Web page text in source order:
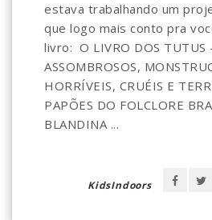
estava trabalhando um
que logo mais conto pra
livro: O LIVRO DOS TUTUS
ASSOMBROSOS,
HORRÍVEIS, CRUÉIS E
PAPÕES DO FOLCLORE
BLANDINA ...
KidsIndoors